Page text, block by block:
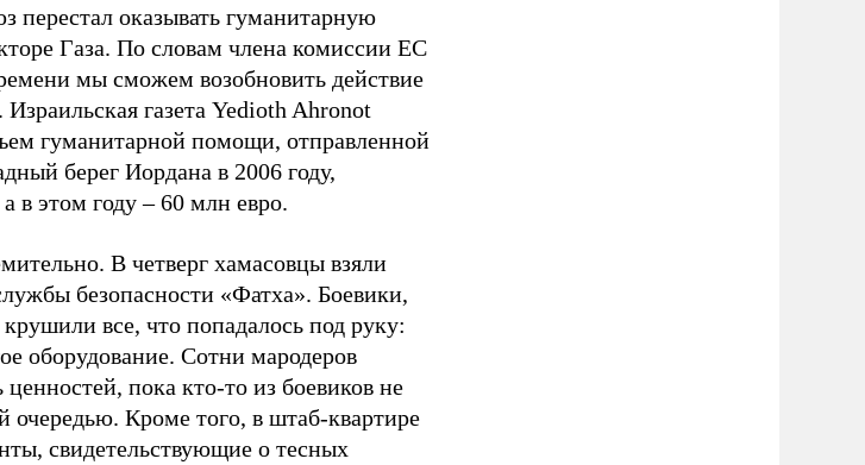
перестал оказывать гуманитарную
Газа. По словам члена комиссии ЕС
мы сможем возобновить действие
газета Yedioth Ahronot
гуманитарной помощи, отправленной
берег Иордана в 2006 году,
в этом году – 60 млн евро.
В четверг хамасовцы взяли
безопасности «Фатха». Боевики,
все, что попадалось под руку:
оборудование. Сотни мародеров
пока кто-то из боевиков не
очередью. Кроме того, в штаб-квартире
свидетельствующие о тесных